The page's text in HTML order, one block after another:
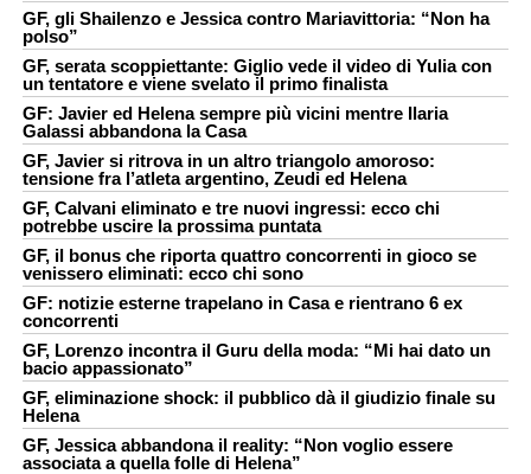
GF, gli Shailenzo e Jessica contro Mariavittoria: “Non ha
polso”
GF, serata scoppiettante: Giglio vede il video di Yulia con
un tentatore e viene svelato il primo finalista
GF: Javier ed Helena sempre più vicini mentre Ilaria
Galassi abbandona la Casa
GF, Javier si ritrova in un altro triangolo amoroso:
tensione fra l’atleta argentino, Zeudi ed Helena
GF, Calvani eliminato e tre nuovi ingressi: ecco chi
potrebbe uscire la prossima puntata
GF, il bonus che riporta quattro concorrenti in gioco se
venissero eliminati: ecco chi sono
GF: notizie esterne trapelano in Casa e rientrano 6 ex
concorrenti
GF, Lorenzo incontra il Guru della moda: “Mi hai dato un
bacio appassionato”
GF, eliminazione shock: il pubblico dà il giudizio finale su
Helena
GF, Jessica abbandona il reality: “Non voglio essere
associata a quella folle di Helena”